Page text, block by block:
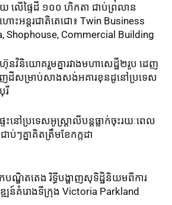
លើផ្ទៃដី ១០០ ហិកតា ​ជាប់​ព្រលាន
ោះ​អន្តរជាតិតេជោ៖ ​Twin Business
Shophouse, Commercial Building
ន​វិនិយោគ​រួម​គ្នា​រវាង​មហាសេដ្ឋី២រូប ​ដេញ​
ញ​ដី​សម្រាប់​សាងសង់​អគារខុនដូ​នៅ​ប្រទេស​
រី​
ផ្ទះ​នៅ​ប្រទេស​អូស្ត្រាលី​បន្ត​ធ្លាក់​ចុះ​រយៈ​ពេល​
ាប់ៗ​គ្នា​គិត​ត្រឹម​ខែ​កក្កដា​
ណ្ឌិតតេង រិទ្ធីបង្ហាញសុទិដ្ឋិនិយមពីការ
ឍន៍គំរោងទីក្រុង Victoria Parkland